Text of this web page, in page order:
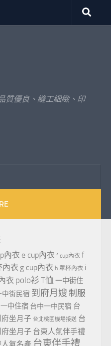
質優良、縫工細緻、印
內衣 e cup內衣 f cup內衣 f
內衣 g cup內衣 h 罩杯內衣 i
衣 polo衫 T恤 一中街住
中街民宿 到府月嫂 制服
中住宿 台中一中民宿 台
府坐月子 台北桃園機場接送 台
府坐月子 台東人氣伴手禮
人氣名產 台東伴手禮